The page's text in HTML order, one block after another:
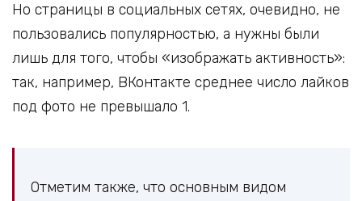
Но страницы в социальных сетях, очевидно, не
пользовались популярностью, а нужны были
лишь для того, чтобы «изображать активность»:
так, например, ВКонтакте среднее число лайков
под фото не превышало 1.
Отметим также, что основным видом